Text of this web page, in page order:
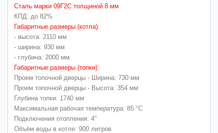
Сталь марки 09Г2С толщиной 8 мм
КПД: до 82%
Габаритные размеры (котла):
- высота: 2110 мм
- ширина: 930 мм
- глубина: 2000 мм
Габаритные размеры (топки):
Проем топочной дверцы - Ширина: 730 мм
Проем топочной дверцы - Высота: 354 мм
Глубина топки: 1740 мм
Максимальная рабочая температура: 85 °C
Подключения отопления: 4"
Объём воды в котле: 900 литров